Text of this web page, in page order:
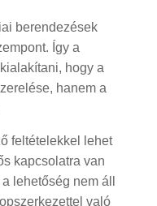
berendezések
Így a
hogy a
hanem a
feltételekkel lehet
kapcsolatra van
lehetőség nem áll
való